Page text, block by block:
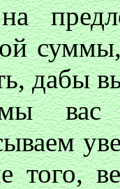
дабы
вас
того,